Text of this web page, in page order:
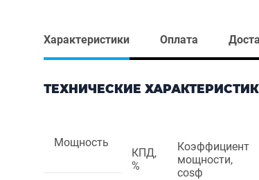
Характеристики Оплата
ТЕХНИЧЕСКИЕ ХАРАКТЕРИСТИКИ
Мощность
КПД,
%
Коэффициент
мощности,
cosф